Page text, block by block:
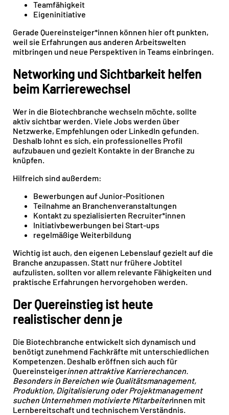
Teamfähigkeit
Eigeninitiative
Gerade Quereinsteiger*innen können hier oft punkten,
weil sie Erfahrungen aus anderen Arbeitswelten
mitbringen und neue Perspektiven in Teams einbringen.
Networking und Sichtbarkeit helfen
beim Karrierewechsel
Wer in die Biotechbranche wechseln möchte, sollte
aktiv sichtbar werden. Viele Jobs werden über
Netzwerke, Empfehlungen oder LinkedIn gefunden.
Deshalb lohnt es sich, ein professionelles Profil
aufzubauen und gezielt Kontakte in der Branche zu
knüpfen.
Hilfreich sind außerdem:
Bewerbungen auf Junior-Positionen
Teilnahme an Branchenveranstaltungen
Kontakt zu spezialisierten Recruiter*innen
Initiativbewerbungen bei Start-ups
regelmäßige Weiterbildung
Wichtig ist auch, den eigenen Lebenslauf gezielt auf die
Branche anzupassen. Statt nur frühere Jobtitel
aufzulisten, sollten vor allem relevante Fähigkeiten und
praktische Erfahrungen hervorgehoben werden.
Der Quereinstieg ist heute
realistischer denn je
Die Biotechbranche entwickelt sich dynamisch und
benötigt zunehmend Fachkräfte mit unterschiedlichen
Kompetenzen. Deshalb eröffnen sich auch für
Quereinsteigerinnen attraktive Karrierechancen.
Besonders in Bereichen wie Qualitätsmanagement,
Produktion, Digitalisierung oder Projektmanagement
suchen Unternehmen motivierte Mitarbeiterinnen mit
Lernbereitschaft und technischem Verständnis.